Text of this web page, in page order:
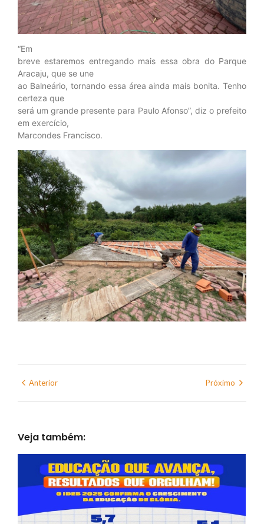
“Em
breve estaremos entregando mais essa obra do Parque
Aracaju, que se une
ao Balneário, tornando essa área ainda mais bonita. Tenho
certeza que
será um grande presente para Paulo Afonso”, diz o prefeito
em exercício,
Marcondes Francisco.
Anterior Próximo
Veja também: